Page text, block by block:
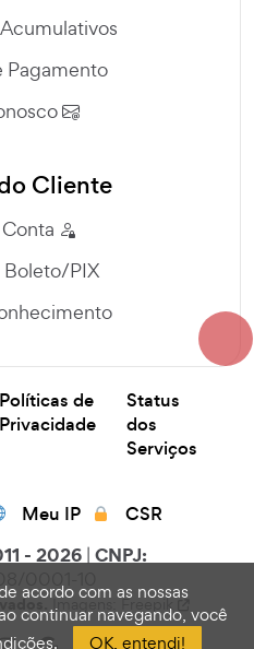
Pagamento
Cliente
Boleto/PIX
Políticas de
Privacidade
Status
dos
Serviços
Meu IP CSR
- 2026 | CNPJ:
0001-10
Imagens: Freepik
acordo com as nossas
continuar navegando, você
OK, entendi!